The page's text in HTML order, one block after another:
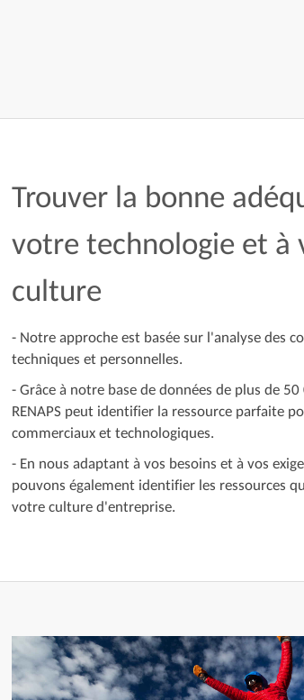
Trouver la bonne
votre technologie et à
culture
- Notre approche est basée sur l'analyse des
techniques et personnelles.
- Grâce à notre base de données de plus de
RENAPS peut identifier la ressource parfaite
commerciaux et technologiques.
- En nous adaptant à vos besoins et à vos
pouvons également identifier les ressources
votre culture d'entreprise.